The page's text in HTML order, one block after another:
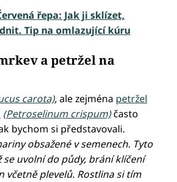
řepa: Jak ji sklízet,
Tip na omlazující kúru
a petržel na
carota), ale zejména petržel
(Petroselinum crispum)často
bychom si představovali.
obsažené v semenech. Tyto
uvolní do půdy, brání klíčení
včetně plevelů. Rostlina si tím